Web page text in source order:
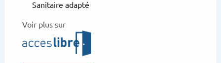
Sanitaire adapté
Voir plus sur